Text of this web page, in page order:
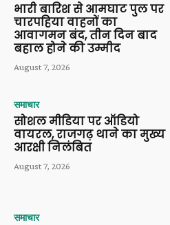
भारी बारिश से आमघाट पुल पर
चारपहिया वाहनों का
आवागमन बंद, तीन दिन बाद
बहाल होने की उम्मीद
August 7, 2026
समाचार
सोशल मीडिया पर ऑडियो
वायरल, राजगढ़ थाने का मुख्य
आरक्षी निलंबित
August 7, 2026
समाचार